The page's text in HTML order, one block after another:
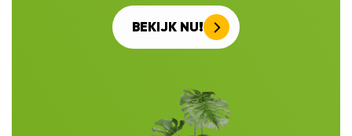
BEKIJK NU!